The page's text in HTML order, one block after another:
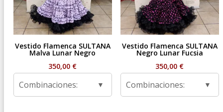
Vestido Flamenca SULTANA
Malva Lunar Negro
350,00 €
Combinaciones:
Vestido Flamenca SULTANA
Negro Lunar Fucsia
350,00 €
Combinaciones: